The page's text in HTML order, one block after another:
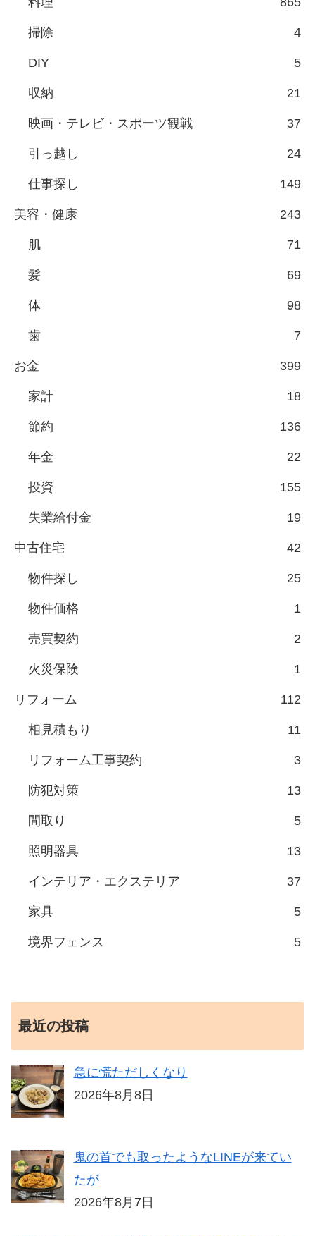
掃除 4
DIY 5
収納 21
映画・テレビ・スポーツ観戦 37
引っ越し 24
仕事探し 149
美容・健康 243
肌 71
髪 69
体 98
歯 7
お金 399
家計 18
節約 136
年金 22
投資 155
失業給付金 19
中古住宅 42
物件探し 25
物件価格 1
売買契約 2
火災保険 1
リフォーム 112
相見積もり 11
リフォーム工事契約 3
防犯対策 13
間取り 5
照明器具 13
インテリア・エクステリア 37
家具 5
境界フェンス 5
最近の投稿
急に慌ただしくなり
2026年8月8日
鬼の首でも取ったようなLINEが来てい
たが
2026年8月7日